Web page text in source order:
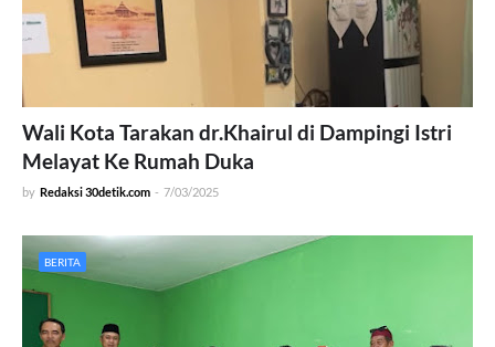
Wali Kota Tarakan dr.Khairul di Dampingi Istri
Melayat Ke Rumah Duka
by Redaksi 30detik.com - 7/03/2025
BERITA